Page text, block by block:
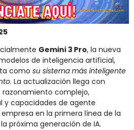
Gemini 3 Pro, la nueva
de inteligencia artificial,
como su sistema más inteligente
. La actualización llega con
complejo,
capacidades de agente
en la primera línea de la
próxima generación de IA.